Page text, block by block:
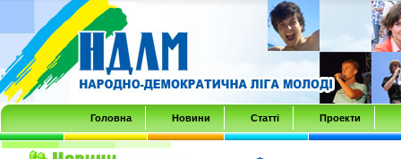
Transmenu
powered
by
JoomlArt.com
-
Mambo
Головна Новини Статті Проекти